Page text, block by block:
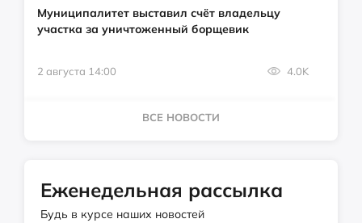
Муниципалитет выставил счёт владельцу
участка за уничтоженный борщевик
2 августа 14:00 4.0K
ВСЕ НОВОСТИ
Еженедельная рассылка
Будь в курсе наших новостей